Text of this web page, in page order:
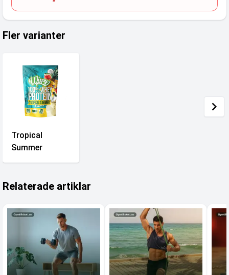
Fler varianter
Tropical
Summer
Relaterade artiklar